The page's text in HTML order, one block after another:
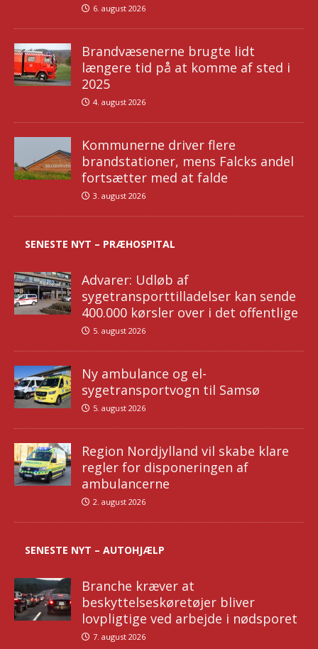
6. august 2026
Brandvæsenerne brugte lidt
længere tid på at komme af sted i
2025
4. august 2026
Kommunerne driver flere
brandstationer, mens Falcks andel
fortsætter med at falde
3. august 2026
SENESTE NYT – PRÆHOSPITAL
Advarer: Udløb af
sygetransporttilladelser kan sende
400.000 kørsler over i det offentlige
5. august 2026
Ny ambulance og el-
sygetransportvogn til Samsø
5. august 2026
Region Nordjylland vil skabe klare
regler for disponeringen af
ambulancerne
2. august 2026
SENESTE NYT – AUTOHJÆLP
Branche kræver at
beskyttelseskøretøjer bliver
lovpligtige ved arbejde i nødsporet
7. august 2026